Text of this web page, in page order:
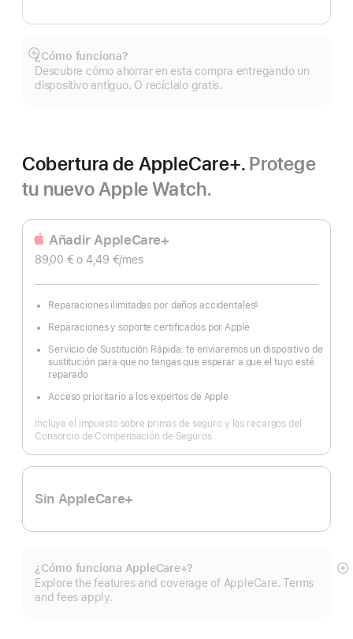
¿Cómo funciona?
Descubre cómo ahorrar en esta compra entregando un
dispositivo antiguo. O recíclalo gratis.
Mostrar
más
Cobertura de AppleCare+. Protege
tu nuevo Apple Watch.
Añadir AppleCare+
89,00 € o 4,49 €/mes
Reparaciones ilimitadas por daños accidentales
Nota
pie
§
Reparaciones y soporte certificados por Apple
Servicio de Sustitución Rápida: te enviaremos un dispositivo de
sustitución para que no tengas que esperar a que el tuyo esté
reparado
Acceso prioritario a los expertos de Apple
Incluye el impuesto sobre primas de seguro y los recargos del
Consorcio de Compensación de Seguros.
Sin AppleCare+
¿Cómo funciona AppleCare+?
Explore the features and coverage of AppleCare. Terms
and fees apply.